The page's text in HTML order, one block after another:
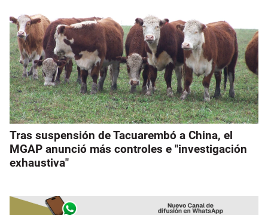
Tras suspensión de Tacuarembó a China, el
MGAP anunció más controles e "investigación
exhaustiva"